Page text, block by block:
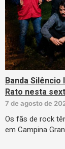
Banda
Rato nesta
7 de agosto de
Os fãs de rock
em Campina